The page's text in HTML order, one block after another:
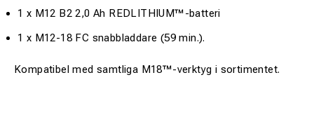
1 x M12 B2 2,0 Ah REDLITHIUM™-batteri
1 x M12-18 FC snabbladdare (59 min.).
Kompatibel med samtliga M18™-verktyg i sortimentet.